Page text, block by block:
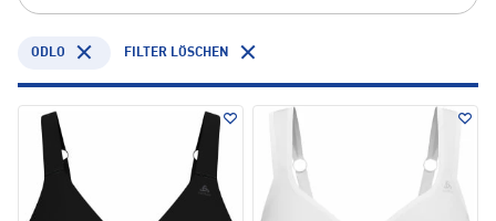
ODLO FILTER LÖSCHEN